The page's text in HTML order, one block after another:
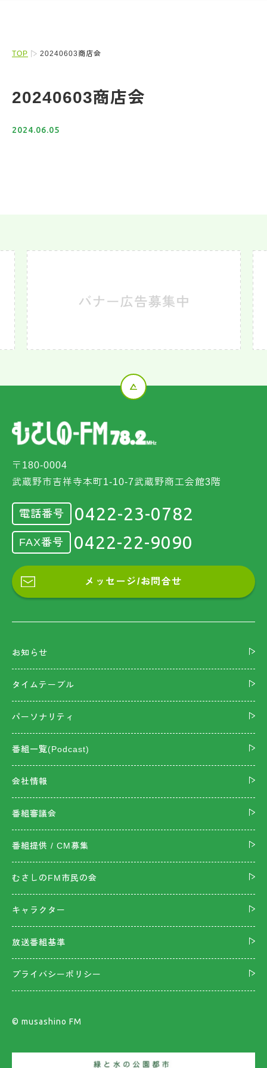
TOP 20240603商店会
20240603商店会
2024.06.05
〒180-0004
武蔵野市吉祥寺本町1-10-7武蔵野商工会館3階
電話番号 0422-23-0782
FAX番号 0422-22-9090
メッセージ/お問合せ
お知らせ
タイムテーブル
パーソナリティ
番組一覧(Podcast)
会社情報
番組審議会
番組提供 / CM募集
むさしのFM市民の会
キャラクター
放送番組基準
プライバシーポリシー
©︎ musashino FM